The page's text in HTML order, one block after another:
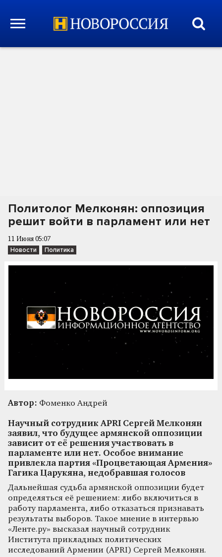
Политолог Мелконян: оппозиция
решит войти в парламент или нет
11 Июня 05:07
Новости Политика
Автор: Фоменко Андрей
Научный сотрудник APRI Сергей Мелконян
заявил, что будущее армянской оппозиции
зависит от её решения участвовать в
парламенте или нет. Особое внимание
привлекла партия «Процветающая Армения»
Гагика Царукяна, недобравшая голосов
Дальнейшая судьба армянской оппозиции будет
определяться её решением: либо включиться в
работу парламента, либо отказаться признавать
результаты выборов. Такое мнение в интервью
«Ленте.ру» высказал научный сотрудник
Института прикладных политических
исследований Армении (APRI) Сергей Мелконян.